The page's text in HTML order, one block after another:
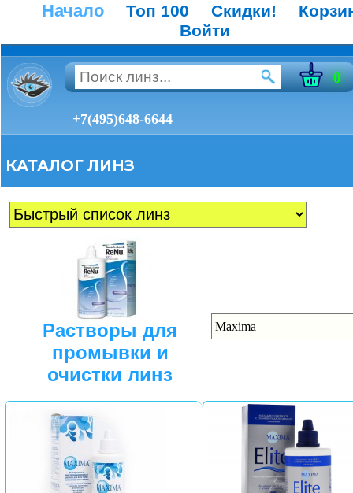
Начало Топ 100 Скидки!
Войти
0
+7(495)648-6644
КАТАЛОГ ЛИНЗ
Растворы для
промывки и
очистки линз